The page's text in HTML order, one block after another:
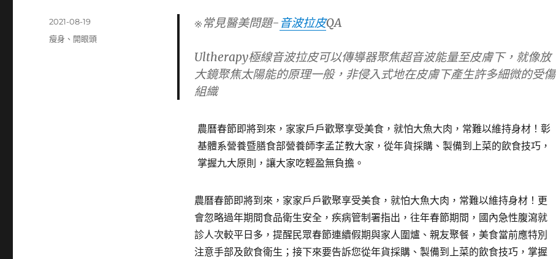
※常見醫美問題- 音波拉皮QA
Ultherapy極線音波拉皮可以傳導器聚焦超音波能量至皮膚下，就像放
大鏡聚焦太陽能的原理一般，非侵入式地在皮膚下產生許多細微的受傷
組織
農曆春節即將到來，家家戶戶歡聚享受美食，就怕大魚大肉，常難以維持身材！彰
基體系營養暨膳食部營養師李孟芷教大家，從年貨採購、製備到上菜的飲食技巧，
掌握九大原則，讓大家吃輕盈無負擔。
農曆春節即將到來，家家戶戶歡聚享受美食，就怕大魚大肉，常難以維持身材！更
會忽略過年期間食品衛生安全，疾病管制署指出，往年春節期間，國內急性腹瀉就
診人次較平日多，提醒民眾春節連續假期與家人圍爐、親友聚餐，美食當前應特別
注意手部及飲食衛生；接下來要告訴您從年貨採購、製備到上菜的飲食技巧，掌握
發
佈
2021-08-19
標
瘦身 、 開眼頭